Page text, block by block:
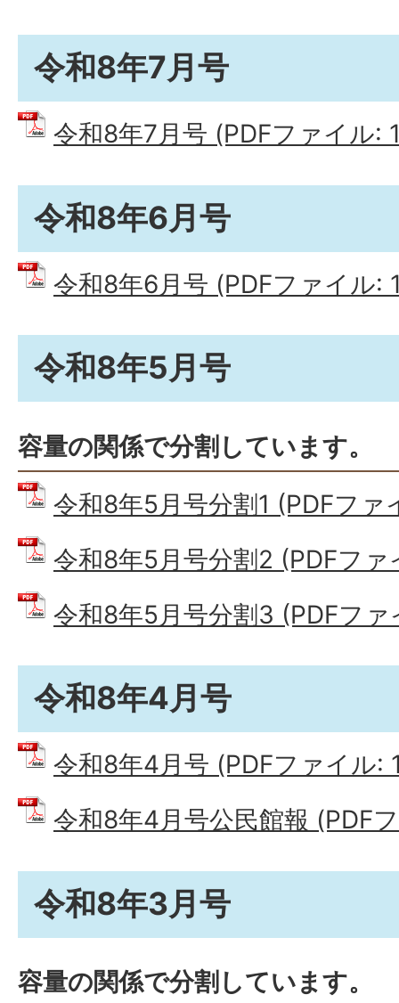
令和8年7月号
令和8年7月号 (PDFファイル:
令和8年6月号
令和8年6月号 (PDFファイル:
令和8年5月号
容量の関係で分割しています。
令和8年5月号分割1 (PDFファ
令和8年5月号分割2 (PDFフ
令和8年5月号分割3 (PDFファ
令和8年4月号
令和8年4月号 (PDFファイル:
令和8年4月号公民館報 (PDF
令和8年3月号
容量の関係で分割しています。